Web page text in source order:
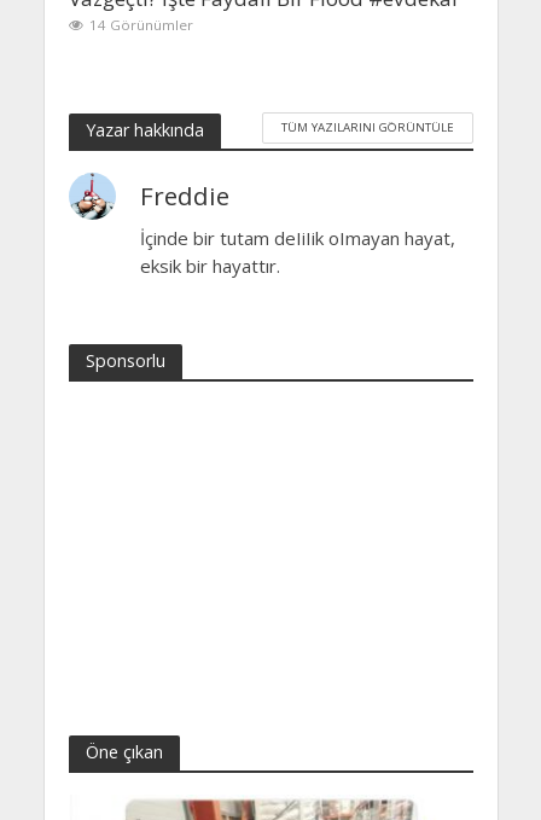
14 Görünümler
Yazar hakkında TÜM YAZILARINI GÖRÜNTÜLE
Freddie
İçinde bir tutam deIiIik oImayan hayat,
eksik bir hayattır.
Sponsorlu
Öne çıkan